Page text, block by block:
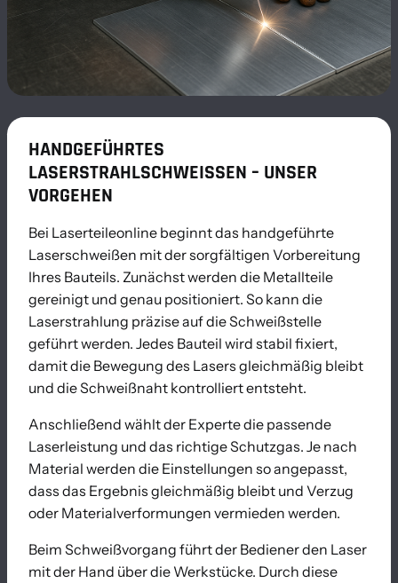
HANDGEFÜHRTES
LASERSTRAHLSCHWEISSEN – UNSER V
ORGEHEN
Bei Laserteileonline beginnt das handgeführte
Laserschweißen mit der sorgfältigen Vorbereitung
Ihres Bauteils. Zunächst werden die Metallteile
gereinigt und genau positioniert. So kann die
Laserstrahlung präzise auf die Schweißstelle
geführt werden. Jedes Bauteil wird stabil fixiert,
damit die Bewegung des Lasers gleichmäßig bleibt
und die Schweißnaht kontrolliert entsteht.
Anschließend wählt der Experte die passende
Laserleistung und das richtige Schutzgas. Je nach
Material werden die Einstellungen so angepasst,
dass das Ergebnis gleichmäßig bleibt und Verzug
oder Materialverformungen vermieden werden.
Beim Schweißvorgang führt der Bediener den Laser
mit der Hand über die Werkstücke. Durch diese